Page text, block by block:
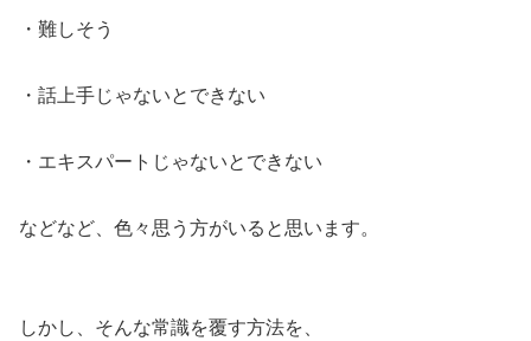
・難しそう
・話上手じゃないとできない
・エキスパートじゃないとできない
などなど、色々思う方がいると思います。
しかし、そんな常識を覆す方法を、